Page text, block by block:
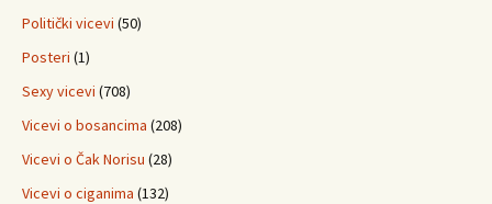
Politički vicevi (50)
Posteri (1)
Sexy vicevi (708)
Vicevi o bosancima (208)
Vicevi o Čak Norisu (28)
Vicevi o ciganima (132)